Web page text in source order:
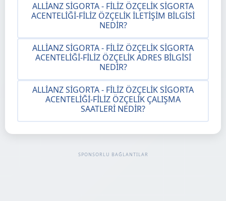
ALLIANZ SIGORTA - FILIZ ÖZÇELIK SIGORTA
ACENTELIĞI-FILIZ ÖZÇELIK İLETIŞIM BILGISI
NEDIR?
ALLIANZ SIGORTA - FILIZ ÖZÇELIK SIGORTA
ACENTELIĞI-FILIZ ÖZÇELIK ADRES BILGISI
NEDIR?
ALLIANZ SIGORTA - FILIZ ÖZÇELIK SIGORTA
ACENTELIĞI-FILIZ ÖZÇELIK ÇALIŞMA
SAATLERI NEDIR?
SPONSORLU BAĞLANTILAR